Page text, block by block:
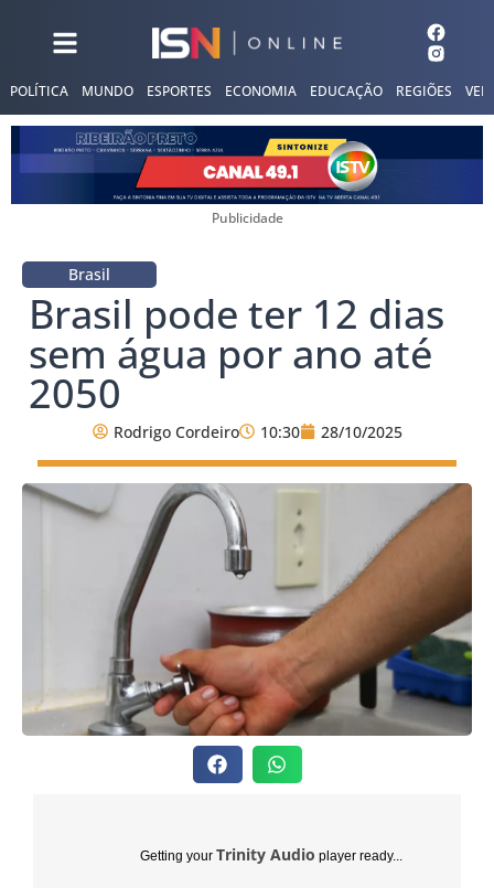
POLÍTICA MUNDO ESPORTES ECONOMIA EDUCAÇÃO REGIÕES
Publicidade
Brasil
Brasil pode ter 12 dias
sem água por ano até
2050
Rodrigo Cordeiro 10:30 28/10/2025
Getting your Trinity Audio player ready...